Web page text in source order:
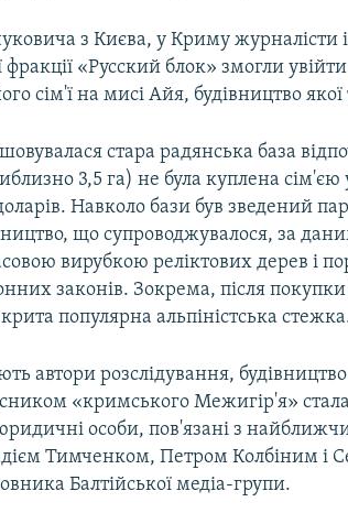
з Києва, у Криму журналісти
фракції «Русский блок» змогли
сім'ї на мисі Айя, будівництво якої
стара радянська база
3,5 га) не була куплена сім'єю
Навколо бази був зведений
що супроводжувалося, за
вирубкою реліктових дерев і
законів. Зокрема, після
популярна альпіністська
автори розслідування,
«кримського Межигір'я»
особи, пов'язані з
Тимченком, Петром Колбіним і
Балтійської медіа-групи.